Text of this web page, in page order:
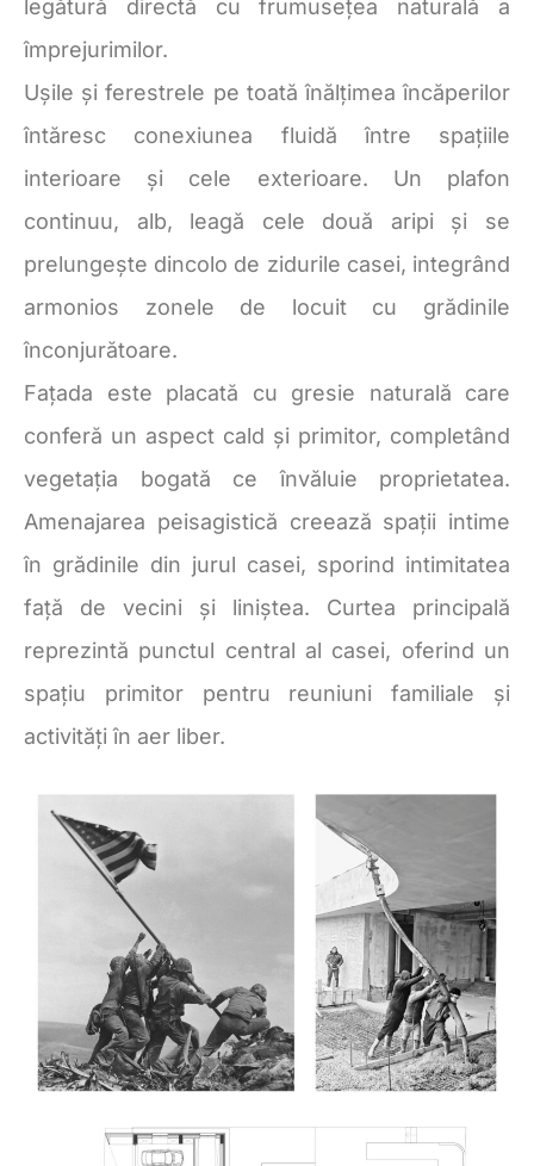
legătură directă cu frumusețea naturală a
împrejurimilor.
Ușile și ferestrele pe toată înălțimea încăperilor
întăresc conexiunea fluidă între spațiile
interioare și cele exterioare. Un plafon
continuu, alb, leagă cele două aripi și se
prelungește dincolo de zidurile casei, integrând
armonios zonele de locuit cu grădinile
înconjurătoare.
Fațada este placată cu gresie naturală care
conferă un aspect cald și primitor, completând
vegetația bogată ce învăluie proprietatea.
Amenajarea peisagistică creează spații intime
în grădinile din jurul casei, sporind intimitatea
față de vecini și liniștea. Curtea principală
reprezintă punctul central al casei, oferind un
spațiu primitor pentru reuniuni familiale și
activități în aer liber.